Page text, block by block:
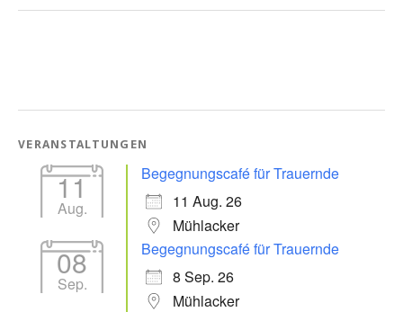
VERANSTALTUNGEN
11
Aug.
Begegnungscafé für Trauernde
11 Aug. 26
Mühlacker
08
Sep.
Begegnungscafé für Trauernde
8 Sep. 26
Mühlacker